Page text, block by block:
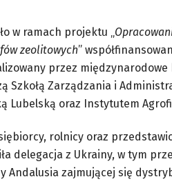
w ramach projektu „
zeolitowych”
przez
Szkołą Zarządzania i
Lubelską oraz Instytutem
rolnicy oraz
delegacja z Ukrainy, w tym
zajmującej się